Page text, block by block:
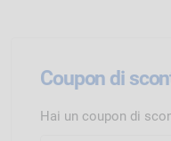
Coupon di
Hai un coupon di